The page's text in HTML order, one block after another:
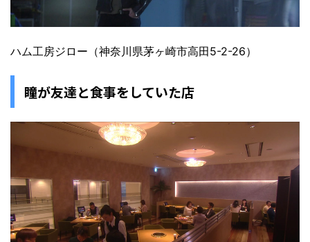
ハム工房ジロー（神奈川県茅ヶ崎市高田5-2-26）
瞳が友達と食事をしていた店